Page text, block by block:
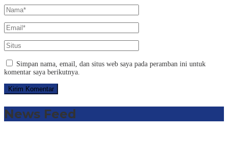
Simpan nama, email, dan situs web saya pada peramban ini untuk
komentar saya berikutnya.
News Feed